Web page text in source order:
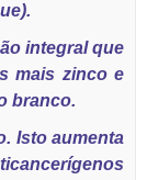
integral que
mais zinco e
branco.
Isto aumenta